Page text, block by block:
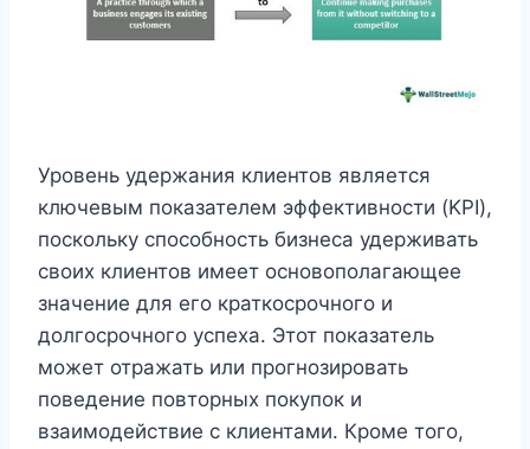
Уровень удержания клиентов является
ключевым показателем эффективности (KPI),
поскольку способность бизнеса удерживать
своих клиентов имеет основополагающее
значение для его краткосрочного и
долгосрочного успеха. Этот показатель
может отражать или прогнозировать
поведение повторных покупок и
взаимодействие с клиентами. Кроме того,